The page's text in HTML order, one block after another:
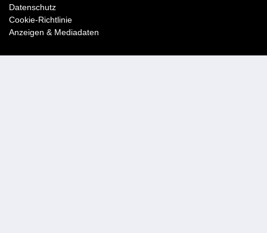
Datenschutz
Cookie-Richtlinie
Anzeigen & Mediadaten